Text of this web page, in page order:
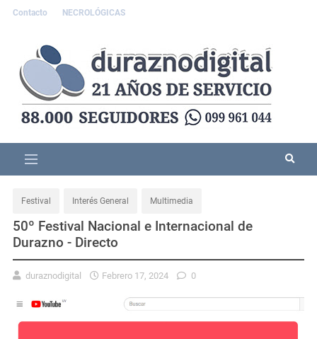
Contacto NECROLÓGICAS
Festival Interés General Multimedia
50º Festival Nacional e Internacional de
Durazno - Directo
duraznodigital Febrero 17, 2024 0